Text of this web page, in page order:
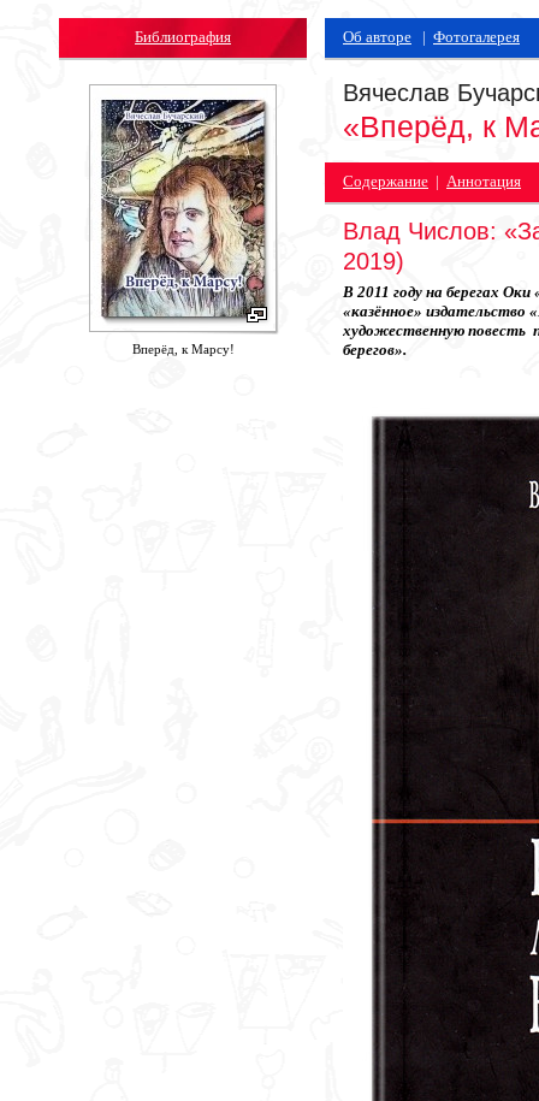
Библиография
Вперёд, к Марсу!
Об авторе | Фотогалерея
Вячеслав
«Вперёд, к
Содержание | Аннотация
Влад Числов:
2019)
В 2011 году на берегах
«казённое»
художественную повесть
берегов».